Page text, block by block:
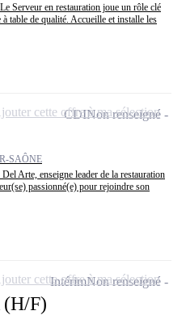
Serveur en restauration joue un rôle clé
table de qualité. Accueille et installe les
SAÔNE
Arte, enseigne leader de la restauration
passionné(e) pour rejoindre son
CDINon renseigné
cette offre à ma sélection
F)
IntérimNon renseigné
cette offre à ma sélection